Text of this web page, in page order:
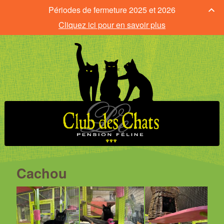
Cachou
Périodes de fermeture 2025 et 2026
Cliquez ici pour en savoir plus